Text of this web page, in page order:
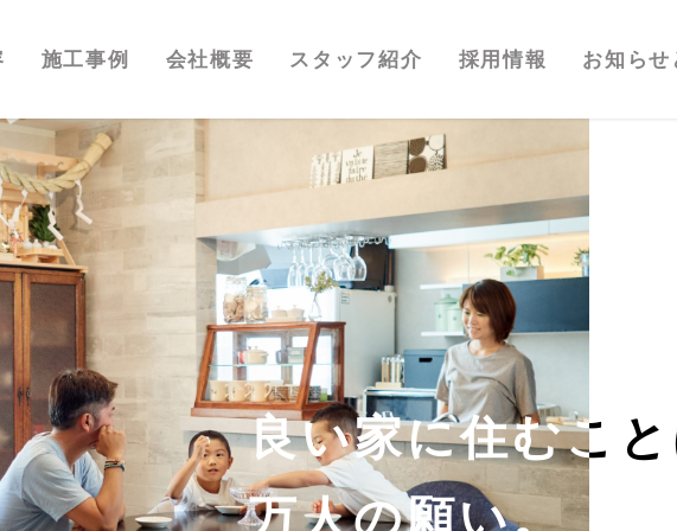
施工事例 会社概要 スタッフ紹介 採用情報 お知らせ
良い家に住むこ
万人の願い。
良い家に住むこ
万人の願い。